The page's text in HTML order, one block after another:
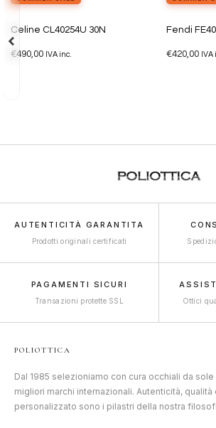
Celine CL40254U 30N
€490,00 IVA inc.
Fendi
€420,00 IVA
AUTENTICITÀ GARANTITA
Prodotti originali certificati
PAGAMENTI SICURI
Transazioni protette SSL Ottici
POLIOTTICA
Dal 1985 selezioniamo con cura occhiali da
migliori marchi internazionali. Autenticità, qualità
personalizzato sono i pilastri della nostra